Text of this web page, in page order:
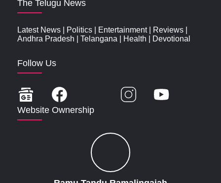
The Telugu News
Latest News Politics Entertainment| Reviews
Andhra Pradesh
Telangana Health Devotional
Follow Us
Website Ownership